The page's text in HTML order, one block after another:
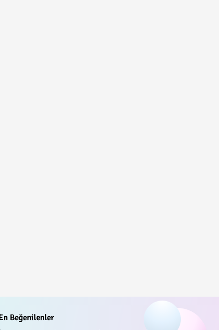
Beğenilenler